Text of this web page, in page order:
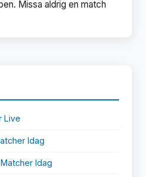
Missa aldrig en match
Live
Idag
Idag